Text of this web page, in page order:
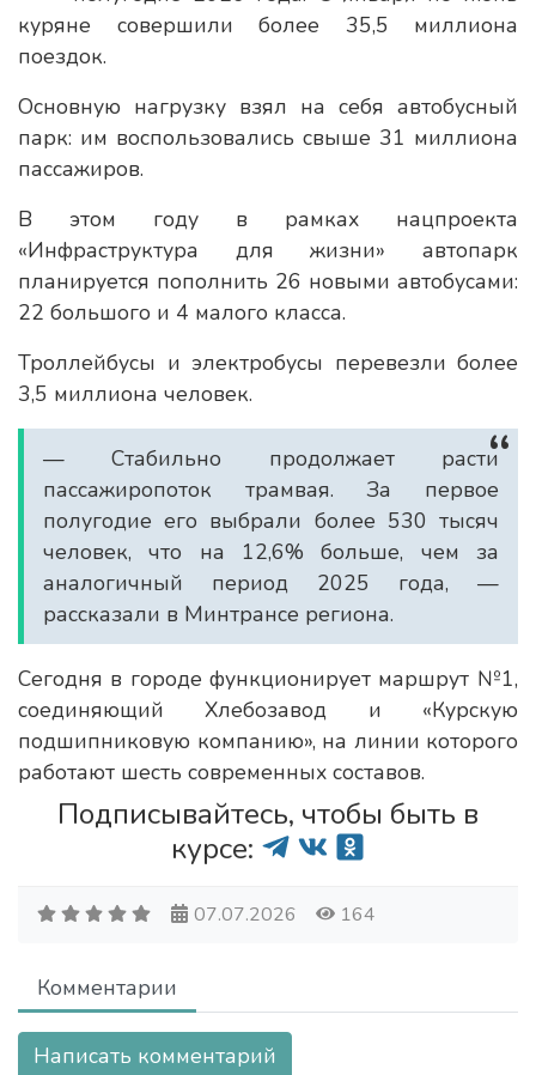
куряне совершили более 35,5 миллиона
поездок.
Основную нагрузку взял на себя автобусный
парк: им воспользовались свыше 31 миллиона
пассажиров.
В этом году в рамках нацпроекта
«Инфраструктура для жизни» автопарк
планируется пополнить 26 новыми автобусами:
22 большого и 4 малого класса.
Троллейбусы и электробусы перевезли более
3,5 миллиона человек.
— Стабильно продолжает расти
пассажиропоток трамвая. За первое
полугодие его выбрали более 530 тысяч
человек, что на 12,6% больше, чем за
аналогичный период 2025 года, —
рассказали в Минтрансе региона.
Сегодня в городе функционирует маршрут №1,
соединяющий Хлебозавод и «Курскую
подшипниковую компанию», на линии которого
работают шесть современных составов.
Подписывайтесь, чтобы быть в
курсе:
07.07.2026 164
Комментарии
Написать комментарий